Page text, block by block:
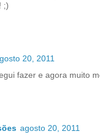
;)
20, 2011
fazer e agora muito
agosto 20, 2011